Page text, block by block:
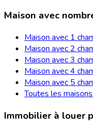
Maison avec
Maison avec 1
Maison avec 2
Maison avec 3
Maison avec 4
Maison avec 5
Toutes les
Immobilier à louer